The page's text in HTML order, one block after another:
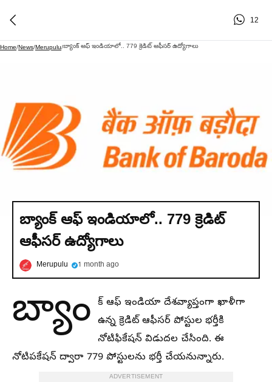
12
Home/News/Merupulu/బ్యాంక్ ఆఫ్ ఇండియాలో.. 779 క్రెడిట్ ఆఫీసర్ ఉద్యోగాలు
బ్యాంక్ ఆఫ్ ఇండియాలో.. 779 క్రెడిట్
ఆఫీసర్ ఉద్యోగాలు
Merupulu 1 month ago
బ్యాం క్ ఆఫ్ ఇండియా దేశవ్యాప్తంగా ఖాళీగా
ఉన్న క్రెడిట్ ఆఫీసర్ పోస్టుల భర్తీకి
నోటిఫికేషన్ విడుదల చేసింది. ఈ
నోటిపకేషన్ ద్వారా 779 పోస్టులను భర్తీ చేయనున్నారు.
ADVERTISEMENT